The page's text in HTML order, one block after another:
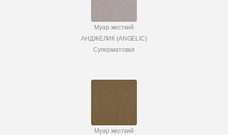
Муар жесткий
АНДЖЕЛИК (ANGELIC)
Суперматовая
Муар жесткий